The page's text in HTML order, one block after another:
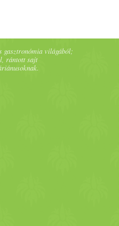
gasztronómia világából;
rántott sajt